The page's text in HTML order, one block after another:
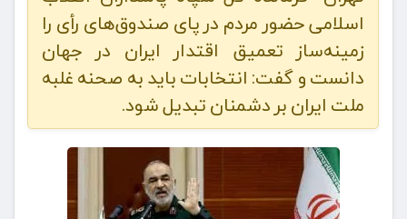
اسلامی حضور مردم در پای صندوق‌های رأی را
زمینه‌ساز تعمیق اقتدار ایران در جهان
دانست و گفت: انتخابات باید به صحنه غلبه
ملت ایران بر دشمنان تبدیل شود.